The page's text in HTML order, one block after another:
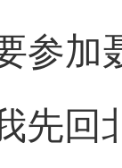
参加
先回